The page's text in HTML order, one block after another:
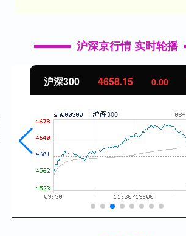
沪深京行情 实时轮播
北证50 1119.46 0.00